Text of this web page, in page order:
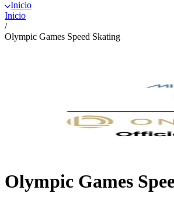
Inicio
Inicio
/
Olympic Games Speed Skating
Olympic Games